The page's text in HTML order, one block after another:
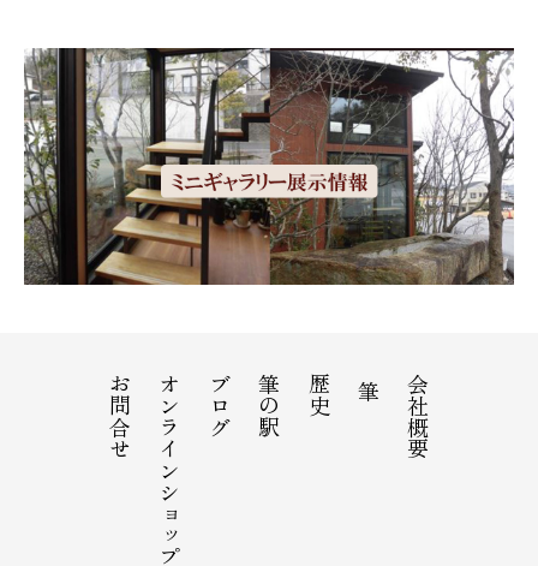
会社概要
筆
歴史
筆の駅
ブログ
オンラインショップ
お問合せ